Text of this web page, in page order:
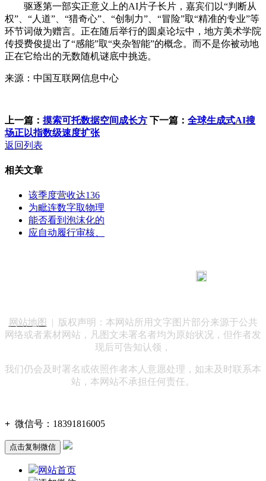
驱逐第一部实正意义上的AI片子长片，嘉宾们以“判断从
权”、“人道”、“猎奇心”、“创制力”、“冒险”取“精准的专业”等
环节词做为赠言。正在随后举行的圆桌论坛中，地方美术学院
传授费俊提出了“感能”取“夹杂智能”的概念。而不是你被动地
正在它给出的无数随机谜底中挑选。
来源：中国互联网信息中心
上一篇： 摸索可托数据空间成长方 下一篇： 全球生成式AI搜
场正以指数级速度扩张
返回列表
相关文章
该季度营收达136
为毗连数字取物理
能否看到泡沫化的
应自动履行审核、
网站地图
| 版权声明：本网站所用文字图片部分来源于公共
网络或者素材网站，凡图文未署名者均为原始状况，但作者发
现后可告知认领，
我们仍会及时署名或依照作者本人意愿处理，如未及时联系本
站，本网站不承担任何责任。
+ 微信号： 18391816005
点击复制微信
网站首页